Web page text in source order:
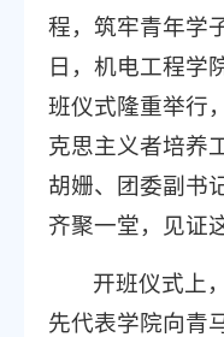
程，筑牢青年学
日，机电工程学
班仪式隆重举行
克思主义者培养
胡姗、团委副书
齐聚一堂，见证
开班仪式上
先代表学院向青